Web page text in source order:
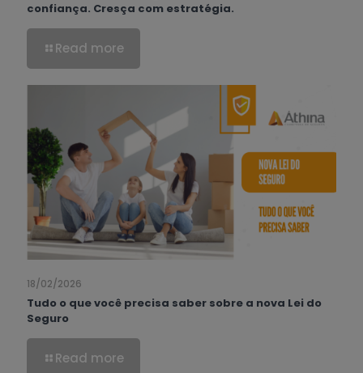
confiança. Cresça com estratégia.
Read more
18/02/2026
Tudo o que você precisa saber sobre a nova Lei do
Seguro
Read more